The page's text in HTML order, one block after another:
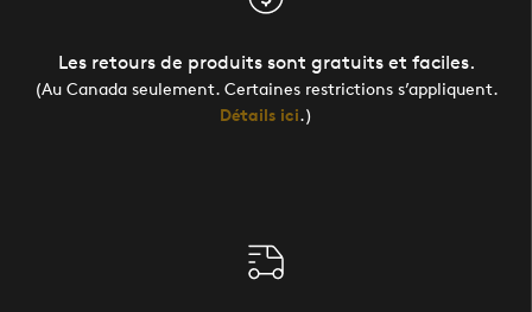
Les retours de produits sont gratuits et faciles.
(Au Canada seulement. Certaines restrictions s’appliquent.
Détails ici.)